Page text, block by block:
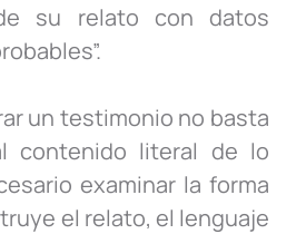
su relato con datos
”.
un testimonio no basta
contenido literal de lo
examinar la forma
el relato, el lenguaje